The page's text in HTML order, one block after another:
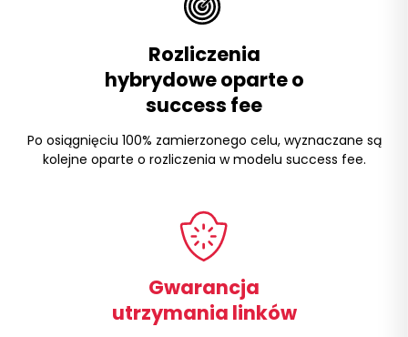
Rozliczenia
hybrydowe oparte o
success fee
Po osiągnięciu 100% zamierzonego celu, wyznaczane są
kolejne oparte o rozliczenia w modelu success fee.
Gwarancja
utrzymania linków